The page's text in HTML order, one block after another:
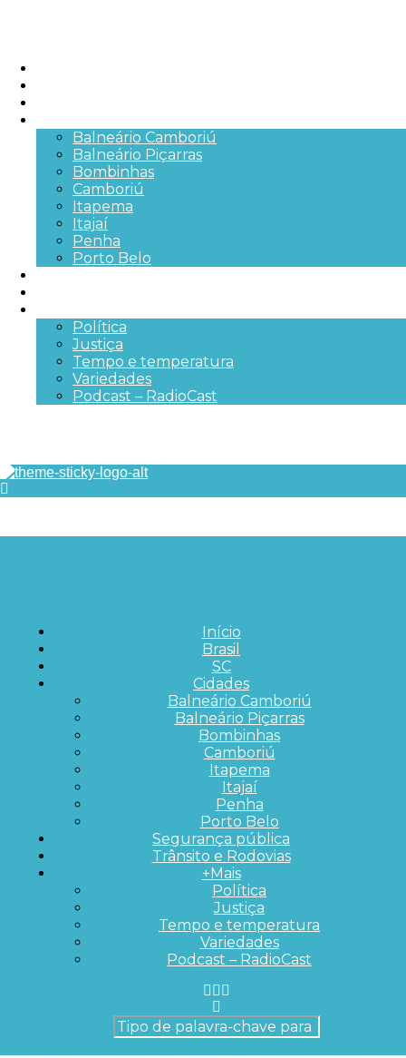
Balneário Camboriú
Balneário Piçarras
Bombinhas
Camboriú
Itapema
Itajaí
Penha
Porto Belo
Política
Justiça
Tempo e temperatura
Variedades
Podcast – RadioCast
Início
Brasil
SC
Cidades
Balneário Camboriú
Balneário Piçarras
Bombinhas
Camboriú
Itapema
Itajaí
Penha
Porto Belo
Segurança pública
Trânsito e Rodovias
+Mais
Política
Justiça
Tempo e temperatura
Variedades
Podcast – RadioCast